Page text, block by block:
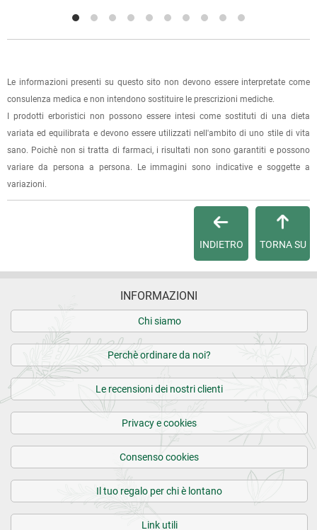
dell'ordine e lo stato della spedizione.
Per qualsiasi informazione, contattaci viae-mail.
Per maggiori dettagli, vedi le Condizioni di vendita.
Le informazioni presenti su questo sito non devono essere interpretate come
consulenza medica e non intendono sostituire le prescrizioni mediche.
I prodotti erboristici non possono essere intesi come sostituti di una dieta
variata ed equilibrata e devono essere utilizzati nell'ambito di uno stile di vita
sano. Poichè non si tratta di farmaci, i risultati non sono garantiti e possono
variare da persona a persona. Le immagini sono indicative e soggette a
variazioni.
TORNA SU
INDIETRO
INFORMAZIONI
Chi siamo
Perchè ordinare da noi?
Le recensioni dei nostri clienti
Privacy e cookies
Consenso cookies
Il tuo regalo per chi è lontano
Link utili